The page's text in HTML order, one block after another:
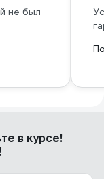
не был
в курсе!